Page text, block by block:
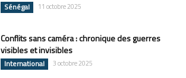
Sénégal 11 octobre 2025
Conflits sans caméra : chronique des guerres
visibles et invisibles
International 3 octobre 2025